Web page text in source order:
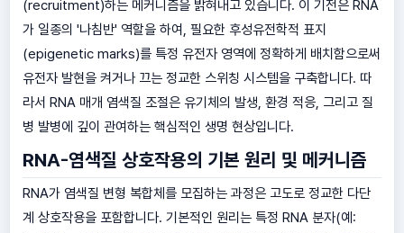
(recruitment)하는 메커니즘을 밝혀내고 있습니다. 이 기전은 RNA
가 일종의 '나침반' 역할을 하여, 필요한 후성유전학적 표지
(epigenetic marks)를 특정 유전자 영역에 정확하게 배치함으로써
유전자 발현을 켜거나 끄는 정교한 스위칭 시스템을 구축합니다. 따
라서 RNA 매개 염색질 조절은 유기체의 발생, 환경 적응, 그리고 질
병 발병에 깊이 관여하는 핵심적인 생명 현상입니다.
RNA-염색질 상호작용의 기본 원리 및 메커니즘
RNA가 염색질 변형 복합체를 모집하는 과정은 고도로 정교한 다단
계 상호작용을 포함합니다. 기본적인 원리는 특정 RNA 분자(예: